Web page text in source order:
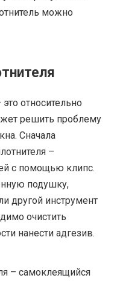
можно
относительно
решить проблему
Сначала
–
с помощью клипс.
подушку,
другой инструмент
очистить
нанести адгезив.
– самоклеящийся